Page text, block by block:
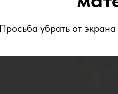
Просьба убрать от